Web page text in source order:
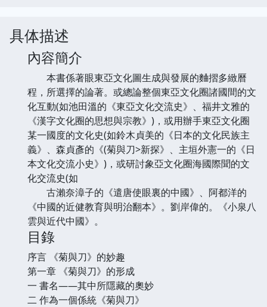
具体描述
內容簡介
本書係著眼東亞文化圖生成與發展的麯摺多緻曆
程，所選擇的論著。或總論整個東亞文化圈諸國間的文
化互動(如池田溫的《東亞文化交流史》、福井文雅的
《漢字文化圈的思想與宗教》)，或用辦手東亞文化圈
某一國度的文化史(如鈴木貞美的《日本的文化民族主
義》、森貞彥的《(菊與刀>新探》、主垣外憲一的《日
本文化交流小史》)，或研討象亞文化圈海國際聞的文
化交流史(如
古瀨奈漳子的《遣唐使眼裏的中國》、阿都洋的
《中國的近健教育與明治翻本》。劉岸偉的。《小泉八
雲與近代中國》。
目錄
序言 《菊與刀》的妙趣
第一章 《菊與刀》的形成
一 書名——其中所隱藏的奧妙
二 作為一個係統《菊與刀》